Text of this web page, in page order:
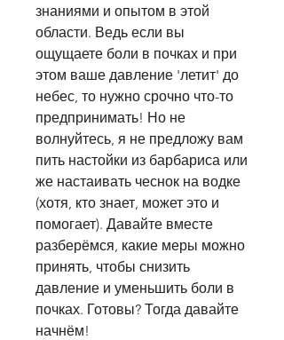
знаниями и опытом в этой
области. Ведь если вы
ощущаете боли в почках и при
этом ваше давление 'летит' до
небес, то нужно срочно что-то
предпринимать! Но не
волнуйтесь, я не предложу вам
пить настойки из барбариса или
же настаивать чеснок на водке
(хотя, кто знает, может это и
помогает). Давайте вместе
разберёмся, какие меры можно
принять, чтобы снизить
давление и уменьшить боли в
почках. Готовы? Тогда давайте
начнём!